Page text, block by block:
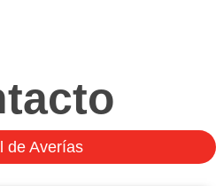
de Averías